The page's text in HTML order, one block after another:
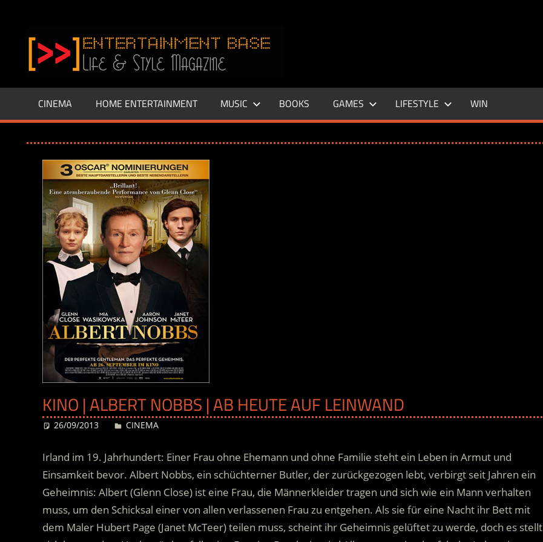
springen
–
LIFE
Base.de
CINEMA HOME ENTERTAINMENT MUSIC BOOKS GAMES LIFESTYLE WIN
KINO | ALBERT NOBBS | AB HEUTE AUF LEINWAND
26/09/2013 Desiree
CINEMA
Irland im 19. Jahrhundert: Einer Frau ohne Ehemann und ohne Familie steht ein Leben in Armut und
Einsamkeit bevor. Albert Nobbs, ein schüchterner Butler, der zurückgezogen lebt, verbirgt seit Jahren ein
Geheimnis: Albert (Glenn Close) ist eine Frau, die Männerkleider tragen und sich wie ein Mann verhalten
muss, um den Schicksal einer von allen verlassenen Frau zu entgehen. Als sie für eine Nacht ihr Bett mit
dem Maler Hubert Page (Janet McTeer) teilen muss, scheint ihr Geheimnis gelüftet zu werde, doch es stellt